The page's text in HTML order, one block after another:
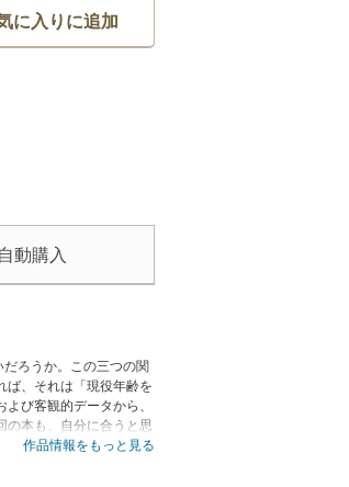
に入りに追加
動購入
ろうか。この三つの関
ば、それは「現役年齢を
び客観的データから、
の本も、自分に合うと思
若さを保ち続けることが
作品情報をもっと見る